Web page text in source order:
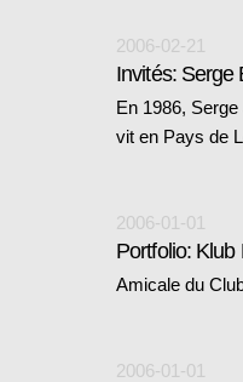
2006-02-21
Invités: Serge
En 1986,
vit en Pays de
2006-01-01
Portfolio: Klub
Amicale du
2006-01-01